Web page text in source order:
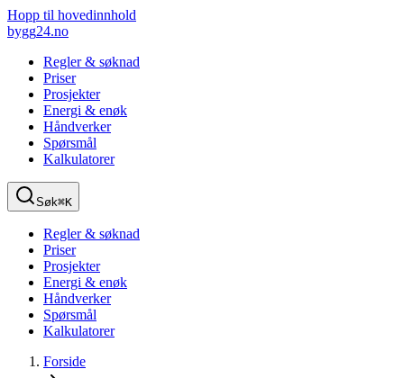
Hopp til hovedinnhold
bygg24.no
Regler & søknad
Priser
Prosjekter
Energi & enøk
Håndverker
Spørsmål
Kalkulatorer
Søk⌘K
Regler & søknad
Priser
Prosjekter
Energi & enøk
Håndverker
Spørsmål
Kalkulatorer
Forside